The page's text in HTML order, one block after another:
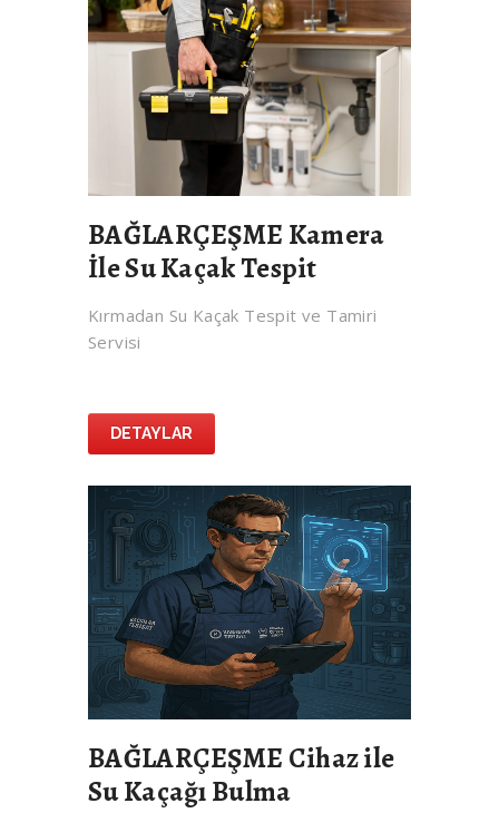
BAĞLARÇEŞME Kamera
İle Su Kaçak Tespit
Kırmadan Su Kaçak Tespit ve Tamiri
Servisi
DETAYLAR
BAĞLARÇEŞME Cihaz ile
Su Kaçağı Bulma